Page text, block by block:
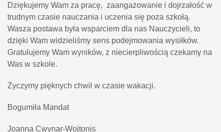
Dziękujemy Wam za pracę, zaangażowanie i dojrzałość w
trudnym czasie nauczania i uczenia się poza szkołą.
Wasza postawa była wsparciem dla nas Nauczycieli, to
dzięki Wam widzieliśmy sens podejmowania wysiłków.
Gratulujemy Wam wyników, z niecierpliwością czekamy na
Was w szkole.
Życzymy pięknych chwil w czasie wakacji.
Bogumiła Mandat
Joanna Cwynar-Wojtonis